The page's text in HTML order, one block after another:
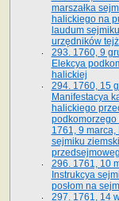
marszałka
halickiego na
laudum
urzędników
293. 1760, 9
Elekcya
halickiej
294. 1760, 15
Manifestacya
halickiego
podkomorzego
1761, 9
sejmiku
296. 1761, 10
Instrukcya
posłom na
297. 1761, 14